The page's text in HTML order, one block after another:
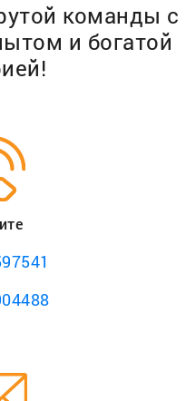
команды с
и богатой